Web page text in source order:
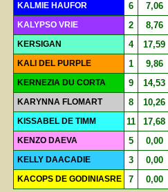
KALMIE HAUFOR 6 7,06
KALYPSO VRIE 2 8,76
KERSIGAN 4 17,59
KALI DEL PURPLE 1 9,86
KERNEZIA DU CORTA 9 14,53
KARYNNA FLOMART 8 10,26
KISSABEL DE TIMM 11 17,68
KENZO DAEVA 5 0,00
KELLY DAACADIE 3 0,00
KACOPS DE GODINIASRE 7 0,00